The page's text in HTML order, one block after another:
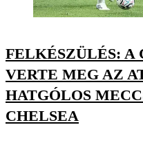
FELKÉSZÜLÉS:
VERTE MEG AZ
HATGÓLOS
CHELSEA